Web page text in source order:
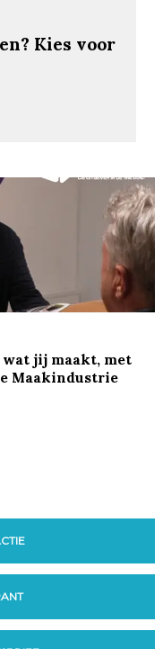
Kies voor
jij maakt, met
Maakindustrie